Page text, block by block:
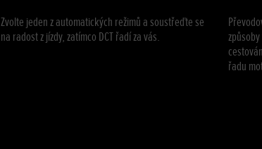
Zvolte jeden z automatických režimů a soustřeďte se
na radost z jízdy, zatímco DCT řadí za vás.
řadu